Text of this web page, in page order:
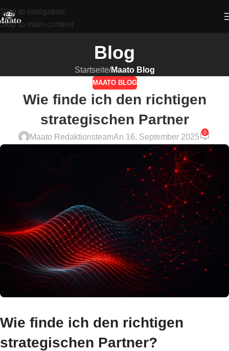
Skip to navigation
Skip to main content
Blog
Startseite/Maato Blog
MAATO BLOG
Wie finde ich den richtigen
strategischen Partner
Maato RedaktionsteamAn 16. September 2025
0
Wie finde ich den richtigen
strategischen Partner?